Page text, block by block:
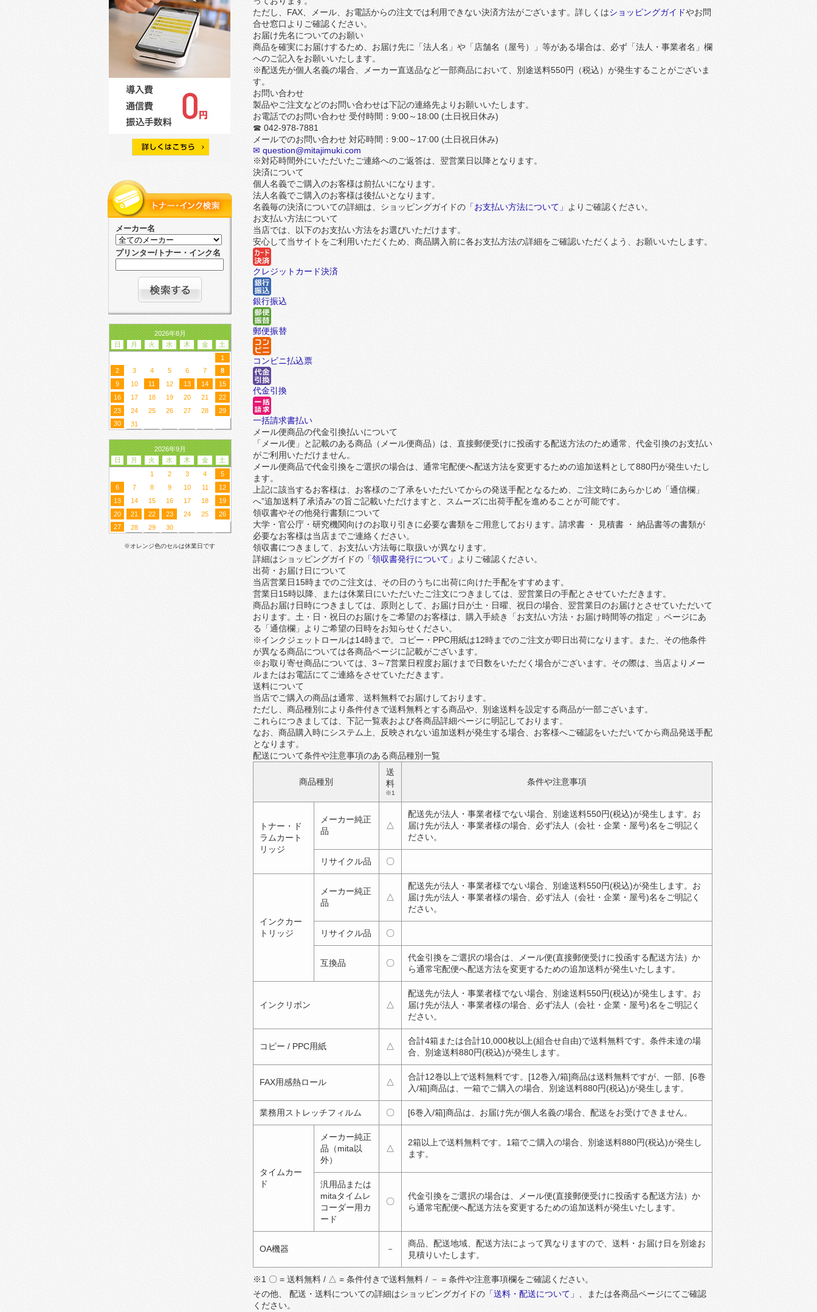
メーカー名
プリンター/トナー・インク名
2026年8月
日
月 火 水 木 金
土
1
2
3 4 5 6 7
8
9
10 11 12 13 14
15
16
17 18 19 20 21
22
23
24 25 26 27 28
29
30
31
2026年9月
日
月 火 水 木 金
土
1
2 3 4
5
6
7 8 9 10 11
12
13
14 15 16 17 18
19
20
21 22 23 24 25
26
27
28 29 30
※オレンジ色のセルは休業日です
ただし、FAX、メール、お電話からの注文では利用できない決済方法がございます。詳しくはショッピングガイドやお問
合せ窓口よりご確認ください。
お届け先名についてのお願い
商品を確実にお届けするため、お届け先に「法人名」や「店舗名（屋号）」等がある場合は、必ず「法人・事業者名」欄
へのご記入をお願いいたします。
※配送先が個人名義の場合、メーカー直送品など一部商品において、別途送料550円（税込）が発生することがございま
す。
お問い合わせ
製品やご注文などのお問い合わせは下記の連絡先よりお願いいたします。
お電話でのお問い合わせ 受付時間：9:00～18:00 (土日祝日休み)
☎ 042-978-7881
メールでのお問い合わせ 対応時間：9:00～17:00 (土日祝日休み)
✉ question@mitajimuki.com
※対応時間外にいただいたご連絡へのご返答は、翌営業日以降となります。
決済について
個人名義でご購入のお客様は前払いになります。
法人名義でご購入のお客様は後払いとなります。
名義毎の決済についての詳細は、ショッピングガイドの 「お支払い方法について」 よりご確認ください。
お支払い方法について
当店では、以下のお支払い方法をお選びいただけます。
安心して当サイトをご利用いただくため、商品購入前に各お支払方法の詳細をご確認いただくよう、お願いいたします。
クレジットカード決済
銀行振込
郵便振替
コンビニ払込票
代金引換
一括請求書払い
メール便商品の代金引換払いについて
「メール便」と記載のある商品（メール便商品）は、直接郵便受けに投函する配送方法のため通常、代金引換のお支払い
がご利用いただけません。
メール便商品で代金引換をご選択の場合は、通常宅配便へ配送方法を変更するための追加送料として880円が発生いたし
ます。
上記に該当するお客様は、お客様のご了承をいただいてからの発送手配となるため、ご注文時にあらかじめ「通信欄」
へ”追加送料了承済み”の旨ご記載いただけますと、スムーズに出荷手配を進めることが可能です。
領収書やその他発行書類について
大学・官公庁・研究機関向けのお取り引きに必要な書類をご用意しております。請求書 ・ 見積書 ・ 納品書等の書類が
必要なお客様は当店までご連絡ください。
領収書につきまして、お支払い方法毎に取扱いが異なります。
詳細はショッピングガイドの 「領収書発行について」 よりご確認ください。
出荷・お届け日について
当店営業日15時までのご注文は、その日のうちに出荷に向けた手配をすすめます。
営業日15時以降、または休業日にいただいたご注文につきましては、翌営業日の手配とさせていただきます。
商品お届け日時につきましては、原則として、お届け日が土・日曜、祝日の場合、翌営業日のお届けとさせていただいて
おります。土・日・祝日のお届けをご希望のお客様は、購入手続き「お支払い方法・お届け時間等の指定 」ページにあ
る「通信欄」よりご希望の日時をお知らせください。
※インクジェットロールは14時まで。コピー・PPC用紙は12時までのご注文が即日出荷になります。また、その他条件
が異なる商品については各商品ページに記載がございます。
※お取り寄せ商品については、3～7営業日程度お届けまで日数をいただく場合がございます。その際は、当店よりメー
ルまたはお電話にてご連絡をさせていただきます。
送料について
当店でご購入の商品は通常、送料無料でお届けしております。
ただし、商品種別により条件付きで送料無料とする商品や、別途送料を設定する商品が一部ございます。
これらにつきましては、下記一覧表および各商品詳細ページに明記しております。
なお、商品購入時にシステム上、反映されない追加送料が発生する場合、お客様へご確認をいただいてから商品発送手配
となります。
配送について条件や注意事項のある商品種別一覧
商品種別
送
料
※1
条件や注意事項
トナー・ド
ラムカート
リッジ
メーカー純正
品
△
配送先が法人・事業者様でない場合、別途送料550円(税込)が発生します。お
届け先が法人・事業者様の場合、必ず法人（会社・企業・屋号)名をご明記く
ださい。
リサイクル品 〇
インクカー
トリッジ
メーカー純正
品
△
配送先が法人・事業者様でない場合、別途送料550円(税込)が発生します。お
届け先が法人・事業者様の場合、必ず法人（会社・企業・屋号)名をご明記く
ださい。
リサイクル品 〇
互換品 〇
代金引換をご選択の場合は、メール便(直接郵便受けに投函する配送方法）か
ら通常宅配便へ配送方法を変更するための追加送料が発生いたします。
インクリボン △
配送先が法人・事業者様でない場合、別途送料550円(税込)が発生します。お
届け先が法人・事業者様の場合、必ず法人（会社・企業・屋号)名をご明記く
ださい。
コピー / PPC用紙 △
合計4箱または合計10,000枚以上(組合せ自由)で送料無料です。条件未達の場
合、別途送料880円(税込)が発生します。
FAX用感熱ロール △
合計12巻以上で送料無料です。[12巻入/箱]商品は送料無料ですが、一部、[6巻
入/箱]商品は、一箱でご購入の場合、別途送料880円(税込)が発生します。
業務用ストレッチフィルム 〇 [6巻入/箱]商品は、お届け先が個人名義の場合、配送をお受けできません。
タイムカー
ド
メーカー純正
品（mita以
外）
△
2箱以上で送料無料です。1箱でご購入の場合、別途送料880円(税込)が発生し
ます。
汎用品または
mitaタイムレ
コーダー用カ
ード
〇
代金引換をご選択の場合は、メール便(直接郵便受けに投函する配送方法）か
ら通常宅配便へ配送方法を変更するための追加送料が発生いたします。
OA機器 －
商品、配送地域、配送方法によって異なりますので、送料・お届け日を別途お
見積りいたします。
※1 〇 = 送料無料 / △ = 条件付きで送料無料 / － = 条件や注意事項欄をご確認ください。
その他、 配送・送料についての詳細はショッピングガイドの 「送料・配送について」 、または各商品ページにてご確認
ください。